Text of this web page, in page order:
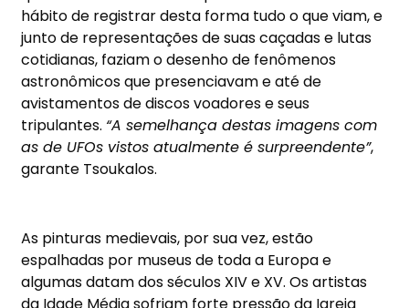
hábito de registrar desta forma tudo o que viam, e
junto de representações de suas caçadas e lutas
cotidianas, faziam o desenho de fenômenos
astronômicos que presenciavam e até de
avistamentos de discos voadores e seus
tripulantes. “A semelhança destas imagens com
as de UFOs vistos atualmente é surpreendente”,
garante Tsoukalos.
As pinturas medievais, por sua vez, estão
espalhadas por museus de toda a Europa e
algumas datam dos séculos XIV e XV. Os artistas